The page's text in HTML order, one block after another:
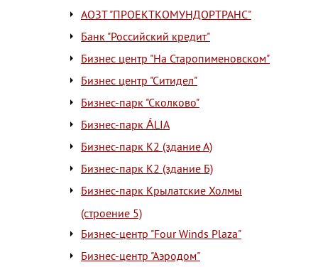
АОЗТ "ПРОЕКТКОМУНДОРТРАНС"
Банк "Российский кредит"
Бизнес центр "На Старопименовском"
Бизнес центр "Ситидел"
Бизнес-парк "Сколково"
Бизнес-парк ÁLIA
Бизнес-парк К2 (здание А)
Бизнес-парк К2 (здание Б)
Бизнес-парк Крылатские Холмы
(строение 5)
Бизнес-центр "Four Winds Plaza"
Бизнес-центр "Аэродом"